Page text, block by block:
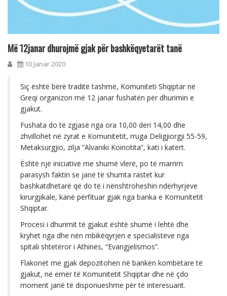
Më 12janar dhurojmë gjak për bashkëqyetarët tanë
10 Janar 2020
Siç është bërë traditë tashmë, Komuniteti Shqiptar në
Greqi organizon më 12 janar fushatën për dhurimin e
gjakut.
Fushata do të zgjasë nga ora 10,00 deri 14,00 dhe
zhvillohet në zyrat e Komunitetit, rruga Deligjiorgji 55-59,
Metaksurgjio, zilja “Alvaniki Koinotita”, kati i katërt.
Është një iniciativë me shumë vlerë, po të marrim
parasysh faktin se janë të shumta rastet kur
bashkatdhetarë që do të i nënshtroheshin ndërhyrjeve
kirurgjikale, kanë përfituar gjak nga banka e Komunitetit
Shqiptar.
Procesi i dhurimit të gjakut është shumë i lehtë dhe
kryhet nga dhe nën mbikëqyrjen e specialistëve nga
spitali shtetëror i Athinës, “Evangjelismos”.
Flakonet me gjak depozitohen në bankën kombëtare të
gjakut, në emër të Komunitetit Shqiptar dhe në çdo
moment janë të disponueshme për të interesuarit.